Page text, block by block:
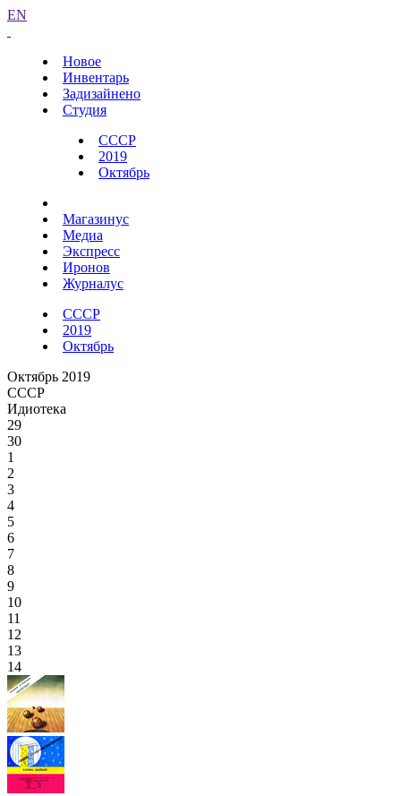
EN
Новое
Инвентарь
Задизайнено
Студия
СССР
2019
Октябрь
Магазинус
Медиа
Экспресс
Иронов
Журналус
СССР
2019
Октябрь
Октябрь 2019
СССР
Идиотека
29
30
1
2
3
4
5
6
7
8
9
10
11
12
13
14